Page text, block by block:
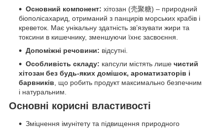
Основний компонент: хітозан (壳聚糖) – природний
біополісахарид, отриманий з панцирів морських крабів і
креветок. Має унікальну здатність зв’язувати жири та
токсини в кишечнику, зменшуючи їхнє засвоєння.
Допоміжні речовини: відсутні.
Особливість складу: капсули містять лише чистий
хітозан без будь-яких домішок, ароматизаторів і
барвників , що робить продукт максимально безпечним
і натуральним.
Основні корисні властивості
Зміцнення імунітету та підвищення природного